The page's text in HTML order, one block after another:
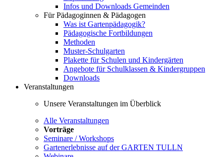
Infos und Downloads Gemeinden
Für Pädagoginnen & Pädagogen
Was ist Gartenpädagogik?
Pädagogische Fortbildungen
Methoden
Muster-Schulgarten
Plakette für Schulen und Kindergärten
Angebote für Schulklassen & Kindergruppen
Downloads
Veranstaltungen
Unsere Veranstaltungen im Überblick
Alle Veranstaltungen
Vorträge
Seminare / Workshops
Gartenerlebnisse auf der GARTEN TULLN